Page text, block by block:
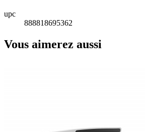
upc
888818695362
Vous aimerez aussi